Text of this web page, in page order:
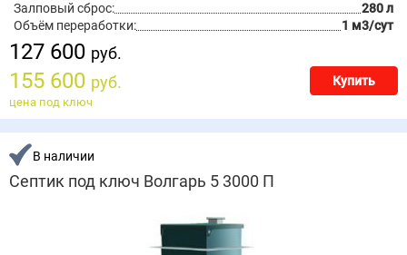
Залповый сброс:
280 л
Объём переработки:
1 м3/сут
127 600 руб.
155 600 руб. Купить
цена под ключ
В наличии
Септик под ключ Волгарь 5 3000 П